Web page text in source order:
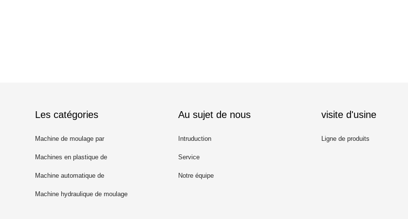
Les catégories
Machine de moulage par
injection de seau
Machines en plastique de
moulage par injection
Machine automatique de
moulage par injection
Machine hydraulique de moulage
Au sujet de nous
Intruduction
Service
Notre équipe
visite d'usine
Ligne de produits